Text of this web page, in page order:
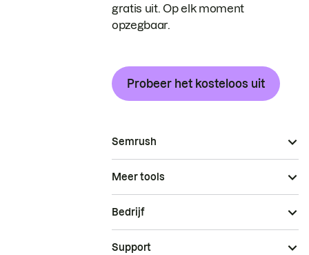
gratis uit. Op elk moment
opzegbaar.
Probeer het kosteloos uit
Semrush
Meer tools
Bedrijf
Support